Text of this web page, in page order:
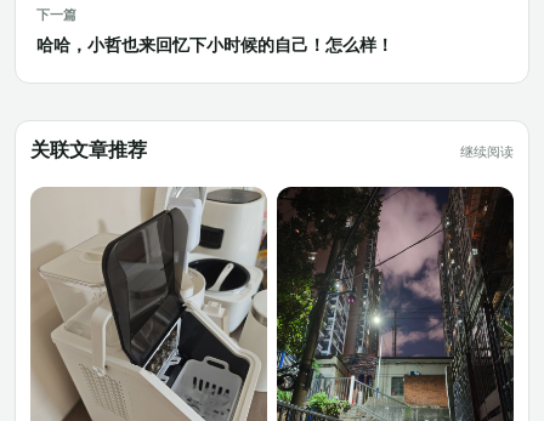
下一篇
哈哈，小哲也来回忆下小时候的自己！怎么样！
关联文章推荐 继续阅读